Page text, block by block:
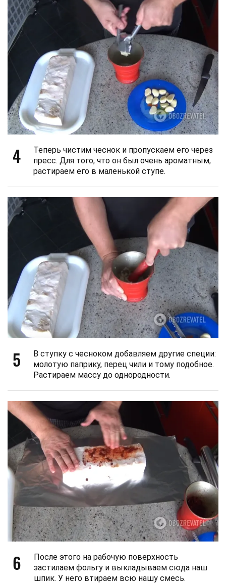
4
Теперь чистим чеснок и пропускаем его через
пресс. Для того, что он был очень ароматным,
растираем его в маленькой ступе.
5
В ступку с чесноком добавляем другие специи:
молотую паприку, перец чили и тому подобное.
Растираем массу до однородности.
6
После этого на рабочую поверхность
застилаем фольгу и выкладываем сюда наш
шпик. У него втираем всю нашу смесь.